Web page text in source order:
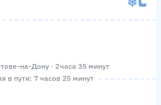
на-Дону · 2 часа 35 минут
в пути: 7 часов 25 минут